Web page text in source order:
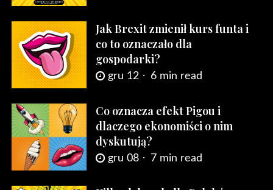
Jak Brexit zmienił kurs funta i
co to oznaczało dla
gospodarki?
gru 12 6 min read
Co oznacza efekt Pigou i
dlaczego ekonomiści o nim
dyskutują?
gru 08 7 min read